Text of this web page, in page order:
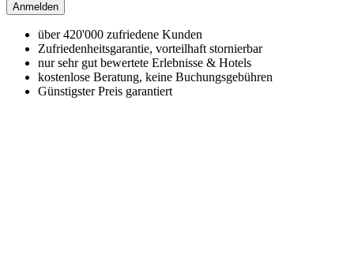
Anmelden
über 420'000 zufriedene Kunden
Zufriedenheitsgarantie, vorteilhaft stornierbar
nur sehr gut bewertete Erlebnisse & Hotels
kostenlose Beratung, keine Buchungsgebühren
Günstigster Preis garantiert